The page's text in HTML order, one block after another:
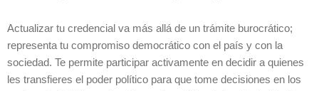
Actualizar tu credencial va más allá de un trámite burocrático;
representa tu compromiso democrático con el país y con la
sociedad. Te permite participar activamente en decidir a quienes
les transfieres el poder político para que tome decisiones en los